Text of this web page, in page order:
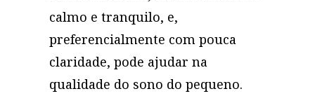
calmo e tranquilo, e,
preferencialmente com pouca
claridade, pode ajudar na
qualidade do sono do pequeno.